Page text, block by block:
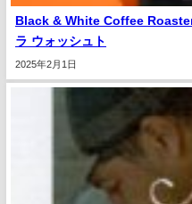
Black & White Coffee
ラ ウォッシュト
2025年2月1日